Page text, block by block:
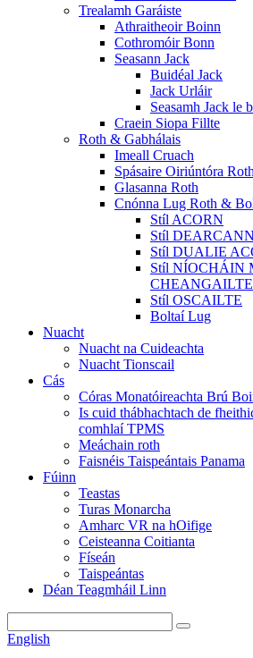
Trealamh Garáiste
Athraitheoir Boinn
Cothromóir Bonn
Seasann Jack
Buidéal Jack
Jack Urláir
Seasamh Jack le
Craein Siopa Fillte
Roth & Gabhálais
Imeall Cruach
Spásaire Oiriúntóra Roth
Glasanna Roth
Cnónna Lug Roth &
Stíl ACORN
Stíl
Stíl DUALIE
Stíl NÍOCHÁIN
CHEANGAILTE
Stíl OSCAILTE
Boltaí Lug
Nuacht
Nuacht na Cuideachta
Nuacht Tionscail
Cás
Córas Monatóireachta Brú
Is cuid thábhachtach de
comhlaí TPMS
Meáchain roth
Faisnéis Taispeántais Panama
Fúinn
Teastas
Turas Monarcha
Amharc VR na hOifige
Ceisteanna Coitianta
Físeán
Taispeántas
Déan Teagmháil Linn
English